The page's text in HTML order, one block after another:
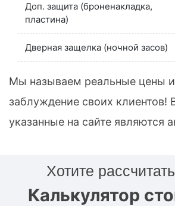
Доп. защита (броненакладка,
пластина)
Дверная защелка (ночной засов)
Мы называем реальные цены
заблуждение своих клиентов!
указанные на сайте являются
Хотите
Калькулятор